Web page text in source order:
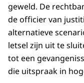
geweld. De
de officier van
alternatieve
letsel zijn uit te
tot een
die uitspraak in